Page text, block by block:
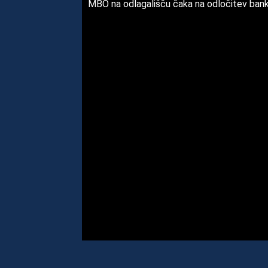
MBO na odlagališču čaka na odločitev